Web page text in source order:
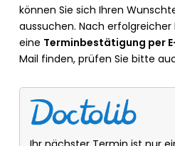
können Sie sich Ihren
aussuchen. Nach erfolgreicher
eine Terminbestätigung per
Mail finden, prüfen Sie bitte